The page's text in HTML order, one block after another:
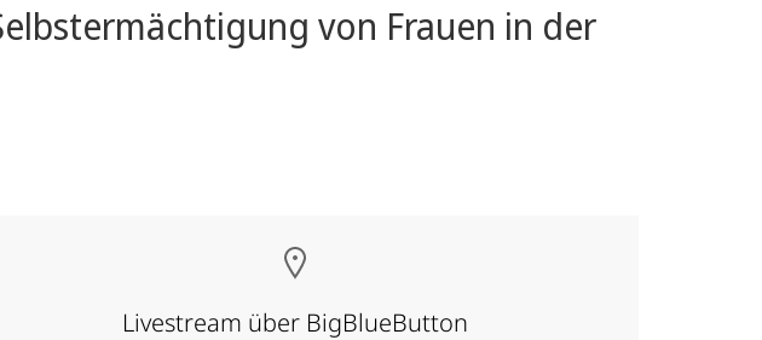
von Frauen in der
Livestream über BigBlueButton